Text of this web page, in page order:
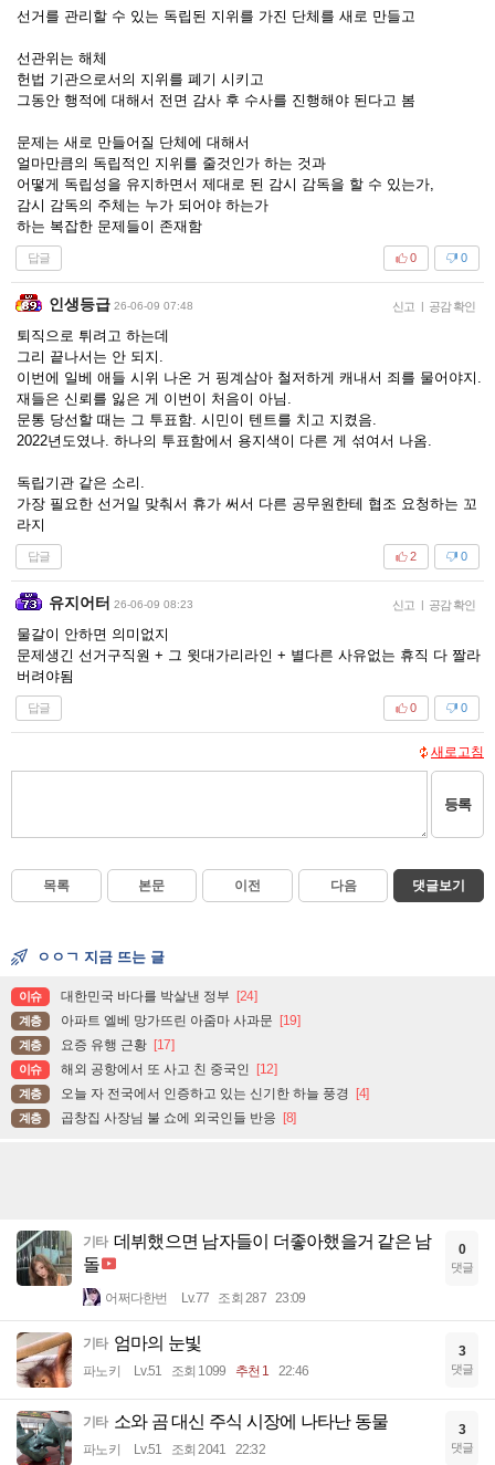
선거를 관리할 수 있는 독립된 지위를 가진 단체를 새로 만들고
선관위는 해체
헌법 기관으로서의 지위를 폐기 시키고
그동안 행적에 대해서 전면 감사 후 수사를 진행해야 된다고 봄
문제는 새로 만들어질 단체에 대해서
얼마만큼의 독립적인 지위를 줄것인가 하는 것과
어떻게 독립성을 유지하면서 제대로 된 감시 감독을 할 수 있는가,
감시 감독의 주체는 누가 되어야 하는가
하는 복잡한 문제들이 존재함
답글 0
0
인생등급 26-06-09 07:48 신고 | 공감 확인
퇴직으로 튀려고 하는데
그리 끝나서는 안 되지.
이번에 일베 애들 시위 나온 거 핑계삼아 철저하게 캐내서 죄를 물어야지.
재들은 신뢰를 잃은 게 이번이 처음이 아님.
문통 당선할 때는 그 투표함. 시민이 텐트를 치고 지켰음.
2022년도였나. 하나의 투표함에서 용지색이 다른 게 섞여서 나옴.
독립기관 같은 소리.
가장 필요한 선거일 맞춰서 휴가 써서 다른 공무원한테 협조 요청하는 꼬
라지
답글 0
2
유지어터 26-06-09 08:23 신고 | 공감 확인
물갈이 안하면 의미없지
문제생긴 선거구직원 + 그 윗대가리라인 + 별다른 사유없는 휴직 다 짤라
버려야됨
답글 0
0
새로고침
등록
목록 본문 이전 다음 댓글보기
ㅇㅇㄱ 지금 뜨는 글
이슈 대한민국 바다를 박살낸 정부 [24]
계층 아파트 엘베 망가뜨린 아줌마 사과문 [19]
계층 요증 유행 근황 [17]
이슈 해외 공항에서 또 사고 친 중국인 [12]
계층 오늘 자 전국에서 인증하고 있는 신기한 하늘 풍경 [4]
계층 곱창집 사장님 불 쇼에 외국인들 반응 [8]
기타 데뷔했으면 남자들이 더좋아했을거 같은 남
돌
어쩌다한번 Lv.77 조회 287 23:09
0
댓글
기타 엄마의 눈빛
파노키 Lv.51 조회 1099 추천 1 22:46
3
댓글
기타 소와 곰 대신 주식 시장에 나타난 동물
파노키 Lv.51 조회 2041 22:32
3
댓글